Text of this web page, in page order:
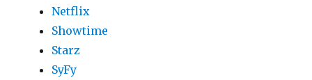
Netflix
Showtime
Starz
SyFy